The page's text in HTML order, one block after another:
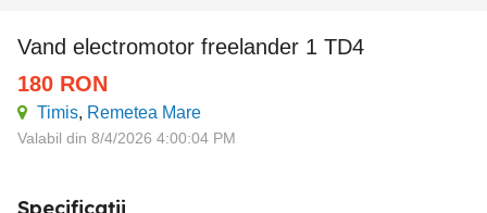
vand electromotor freelander 1 TD4
180 RON
Timis, Remetea Mare
Valabil din 8/4/2026 4:00:04 PM